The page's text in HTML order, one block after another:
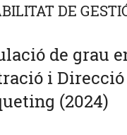
DE
de grau
i Direcció
(2024)